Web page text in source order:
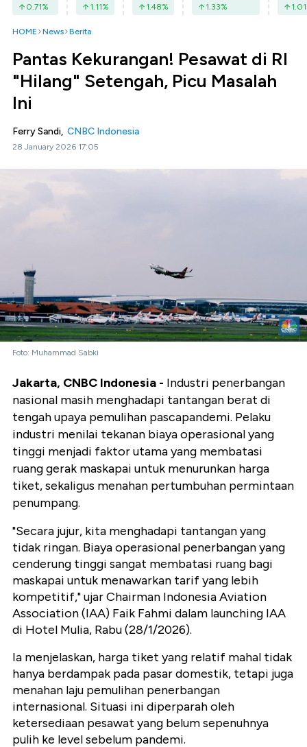
0.71% 1.11% 1.48% 1.33% 1.01
HOME News Berita
Pantas Kekurangan! Pesawat di RI
"Hilang" Setengah, Picu Masalah
Ini
Ferry Sandi, CNBC Indonesia
28 January 2026 17:05
Foto: Muhammad Sabki
Jakarta, CNBC Indonesia - Industri penerbangan
nasional masih menghadapi tantangan berat di
tengah upaya pemulihan pascapandemi. Pelaku
industri menilai tekanan biaya operasional yang
tinggi menjadi faktor utama yang membatasi
ruang gerak maskapai untuk menurunkan harga
tiket, sekaligus menahan pertumbuhan permintaan
penumpang.
"Secara jujur, kita menghadapi tantangan yang
tidak ringan. Biaya operasional penerbangan yang
cenderung tinggi sangat membatasi ruang bagi
maskapai untuk menawarkan tarif yang lebih
kompetitif," ujar Chairman Indonesia Aviation
Association (IAA) Faik Fahmi dalam launching IAA
di Hotel Mulia, Rabu (28/1/2026).
Ia menjelaskan, harga tiket yang relatif mahal tidak
hanya berdampak pada pasar domestik, tetapi juga
menahan laju pemulihan penerbangan
internasional. Situasi ini diperparah oleh
ketersediaan pesawat yang belum sepenuhnya
pulih ke level sebelum pandemi.